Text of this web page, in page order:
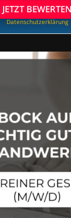
JETZT BEWERTEN
Datenschutzerklärung